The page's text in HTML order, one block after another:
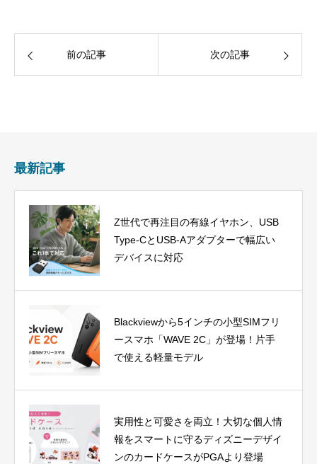
前の記事 次の記事
最新記事
Z世代で再注目の有線イヤホン、USB
Type-CとUSB-Aアダプターで幅広い
デバイスに対応
Blackviewから5インチの小型SIMフリ
ースマホ「WAVE 2C」が登場！片手
で使える軽量モデル
実用性と可愛さを両立！大切な個人情
報をスマートに守るディズニーデザイ
ンのカードケースがPGAより登場